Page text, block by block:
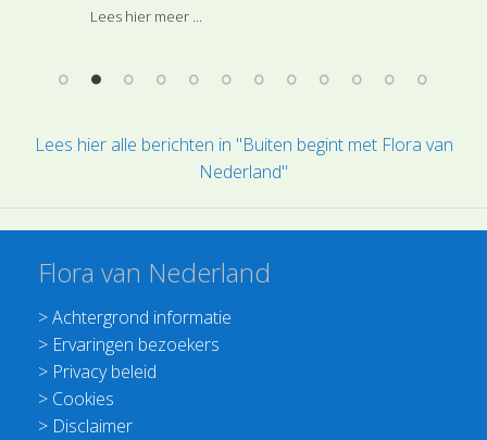
gebruik. Deze soort is ingedeeld bij de
Lees hier meer ...
Lees hier alle berichten in "Buiten begint met Flora van
Nederland"
Flora van Nederland
>Achtergrond informatie
> Ervaringen bezoekers
> Privacy beleid
> Cookies
> Disclaimer